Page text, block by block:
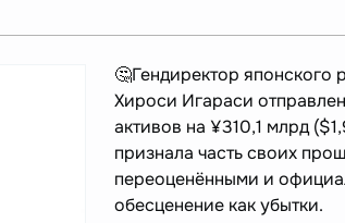
🤔Гендиректор японского
Хироси Игараси
активов на ¥310,1 млрд
признала часть своих
переоценёнными и
обесценение как убытки.